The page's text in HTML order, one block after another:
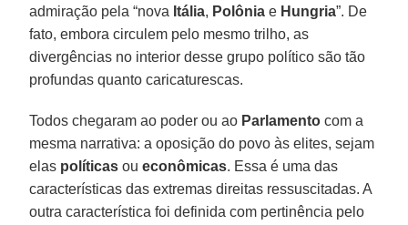
admiração pela “nova Itália, Polônia e Hungria”. De
fato, embora circulem pelo mesmo trilho, as
divergências no interior desse grupo político são tão
profundas quanto caricaturescas.
Todos chegaram ao poder ou ao Parlamento com a
mesma narrativa: a oposição do povo às elites, sejam
elas políticas oueconômicas. Essa é uma das
características das extremas direitas ressuscitadas. A
outra característica foi definida com pertinência pelo